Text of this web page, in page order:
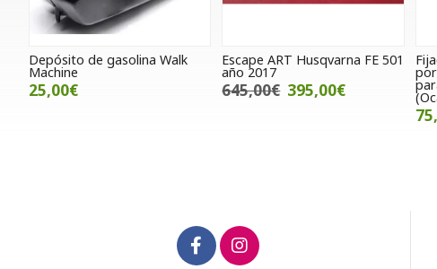
Depósito de gasolina Walk
Machine
25,00€
Escape ART Husqvarna FE 501
año 2017
645,00€ 395,00€